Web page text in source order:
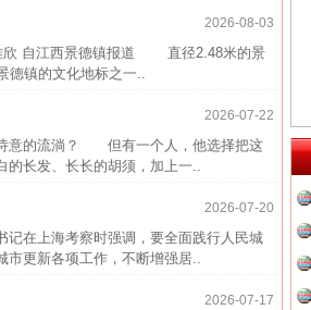
2026-08-03
欣 自江西景德镇报道 直径2.48米的景
德镇的文化地标之一..
2026-07-22
意的流淌？ 但有一个人，他选择把这
长发、长长的胡须，加上一..
2026-07-20
上海考察时强调，要全面践行人民城
市更新各项工作，不断增强居..
2026-07-17